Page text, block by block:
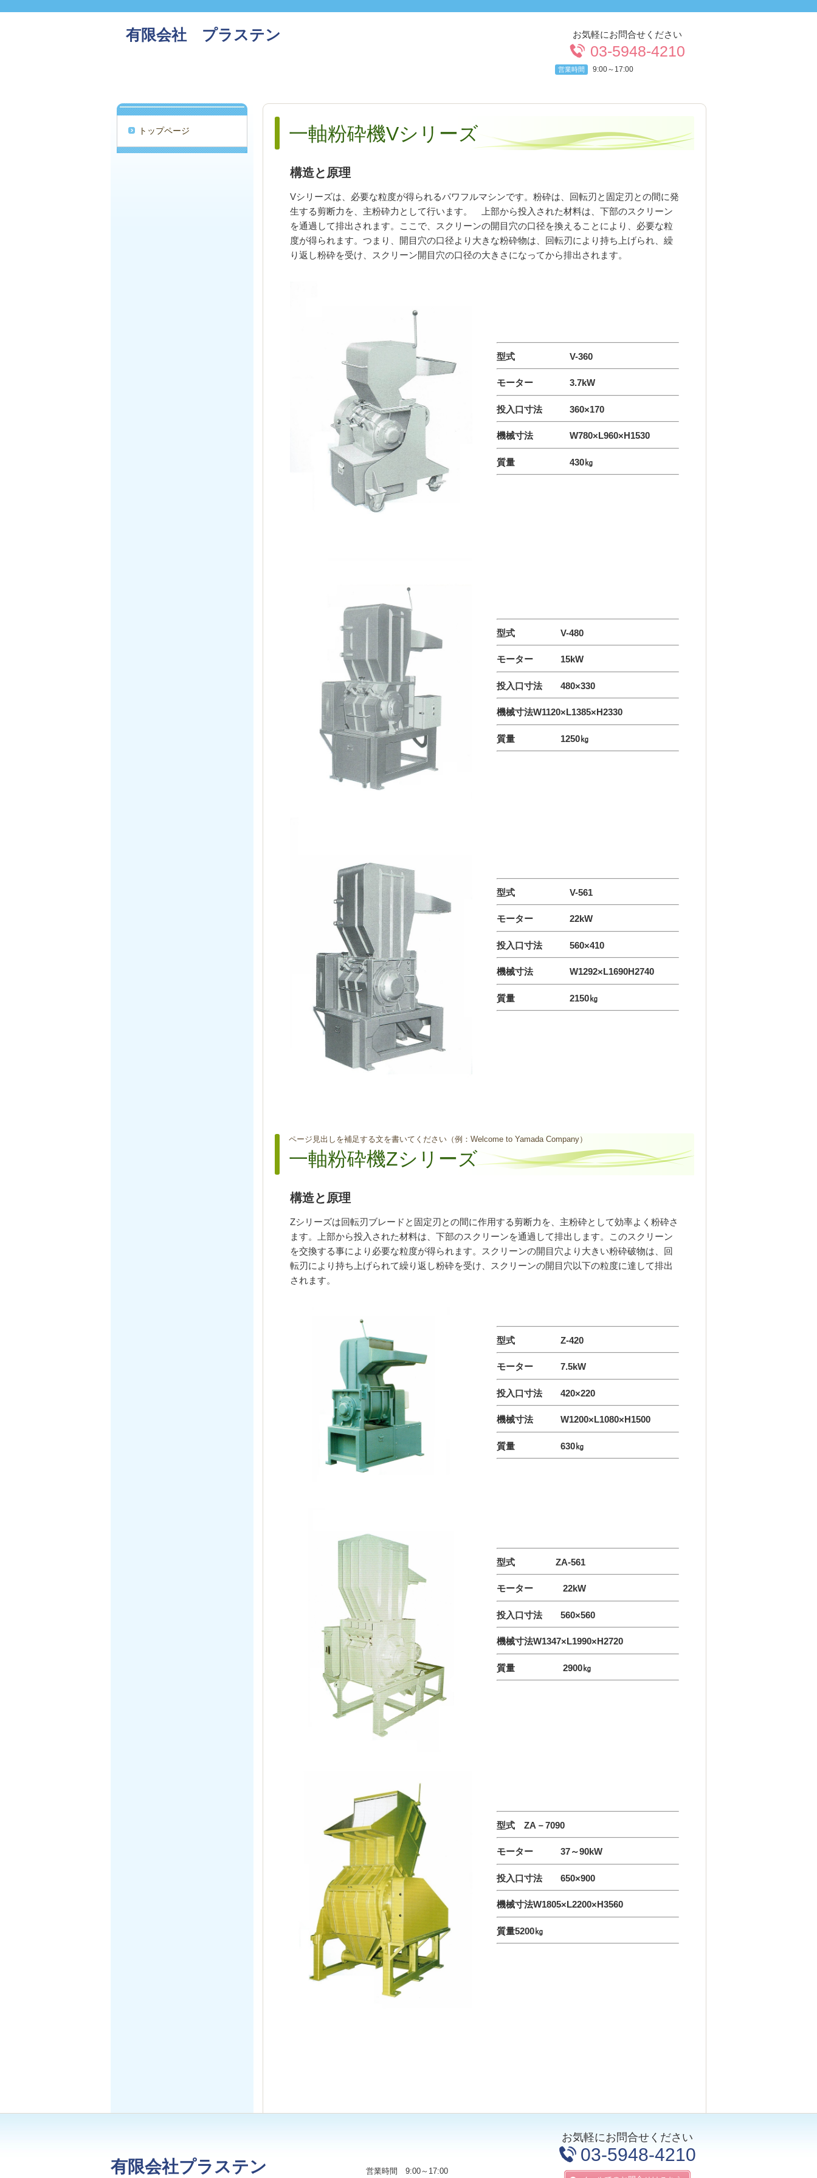
有限会社 プラステン お気軽にお問合せください
03-5948-4210
営業時間 9:00～17:00
一軸粉砕機Vシリーズ
構造と原理
Vシリーズは、必要な粒度が得られるパワフルマシンです。粉砕は、回転刃と固定刃との間に発
生する剪断力を、主粉砕力として行います。 上部から投入された材料は、下部のスクリーン
を通過して排出されます。ここで、スクリーンの開目穴の口径を換えることにより、必要な粒
度が得られます。つまり、開目穴の口径より大きな粉砕物は、回転刃により持ち上げられ、繰
り返し粉砕を受け、スクリーン開目穴の口径の大きさになってから排出されます。
型式 V-360
モーター 3.7kW
投入口寸法 360×170
機械寸法 W780×L960×H1530
質量 430㎏
型式 V-480
モーター 15kW
投入口寸法 480×330
機械寸法W1120×L1385×H2330
質量 1250㎏
型式 V-561
モーター 22kW
投入口寸法 560×410
機械寸法 W1292×L1690H2740
質量 2150㎏
ページ見出しを補足する文を書いてください（例：Welcome to Yamada Company）
一軸粉砕機Zシリーズ
構造と原理
Zシリーズは回転刃ブレードと固定刃との間に作用する剪断力を、主粉砕として効率よく粉砕さ
ます。上部から投入された材料は、下部のスクリーンを通過して排出します。このスクリーン
を交換する事により必要な粒度が得られます。スクリーンの開目穴より大きい粉砕破物は、回
転刃により持ち上げられて繰り返し粉砕を受け、スクリーンの開目穴以下の粒度に達して排出
されます。
型式 Z-420
モーター 7.5kW
投入口寸法420×220
機械寸法 W1200×L1080×H1500
質量 630㎏
型式 ZA-561
モーター 22kW
投入口寸法 560×560
機械寸法W1347×L1990×H2720
質量 2900㎏
型式 ZA－7090
モーター 37～90kW
投入口寸法 650×900
機械寸法W1805×L2200×H3560
質量5200㎏
トップページ
有限会社プラステン 営業時間 9:00～17:00
お気軽にお問合せください
03-5948-4210